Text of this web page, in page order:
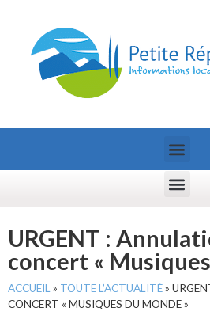
URGENT :
concert «
ACCUEIL » TOUTE L’ACTUALITÉ»
CONCERT « MUSIQUES DU MONDE »